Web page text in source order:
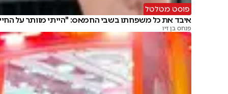
פוסט מטלטל
איבד את כל משפחתו בשבי החמאס: "הייתי מוותר על
פנחס בן זיו